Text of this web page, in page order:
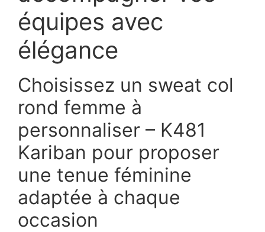
équipes avec
élégance
Choisissez un sweat col
rond femme à
personnaliser – K481
Kariban pour proposer
une tenue féminine
adaptée à chaque
occasion